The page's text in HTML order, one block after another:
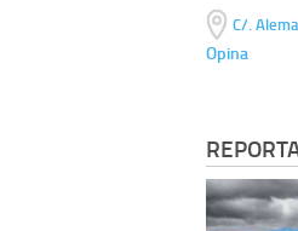
C/.
Opina